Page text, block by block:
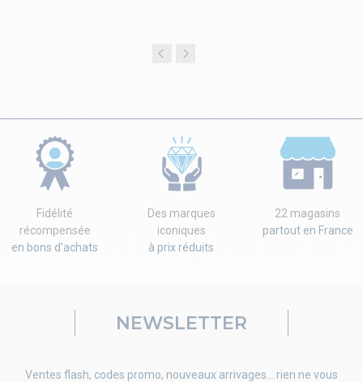
Fidélité
récompensée
en bons d'achats
Des marques
iconiques
à prix réduits
22 magasins
partout en France
NEWSLETTER
Ventes flash, codes promo, nouveaux arrivages... rien ne vous